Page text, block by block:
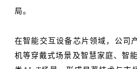
局。
在智能交互设备芯片领域，公司
机等穿戴式场景及智慧家庭、智